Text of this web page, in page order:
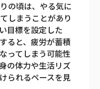
の頃は、やる気に
しまうことがあり
目標を設定した
ると、疲労が蓄積
ってしまう可能性
の体力や生活リズ
られるペースを見